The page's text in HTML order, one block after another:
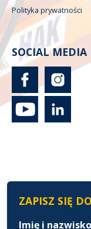
Polityka prywatności
SOCIAL MEDIA
ZAPISZ SIĘ
Imię i nazwisko